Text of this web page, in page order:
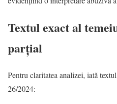
Textul exact al
parțial
Pentru claritatea analizei, iată
26/2024: